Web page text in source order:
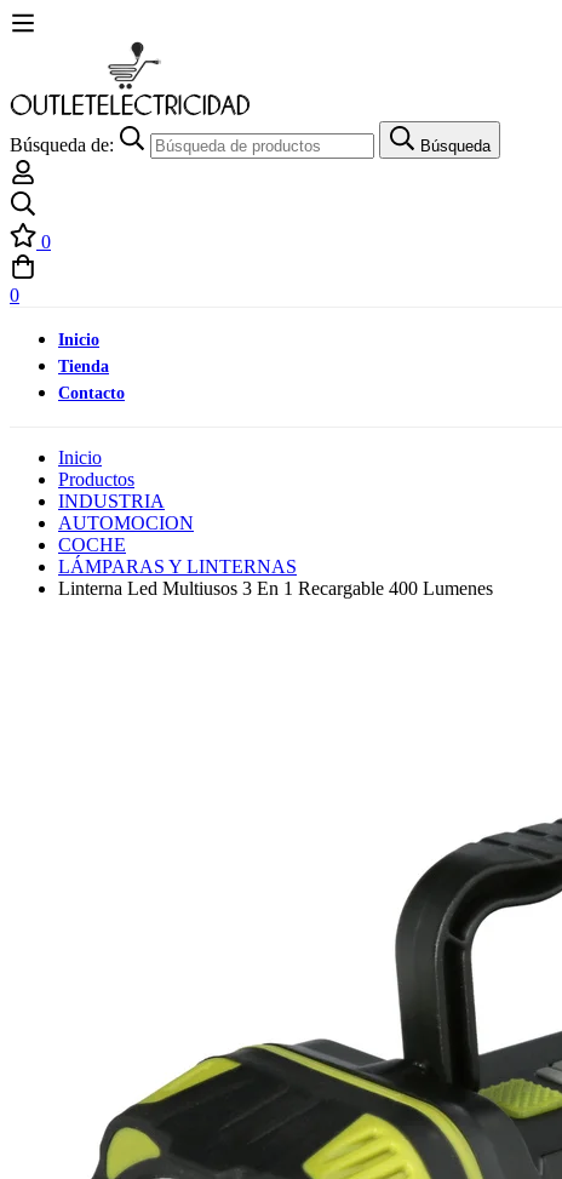
Búsqueda de: Búsqueda
0
0
Inicio
Tienda
Contacto
Inicio
Productos
INDUSTRIA
AUTOMOCION
COCHE
LÁMPARAS Y LINTERNAS
Linterna Led Multiusos 3 En 1 Recargable 400 Lumenes